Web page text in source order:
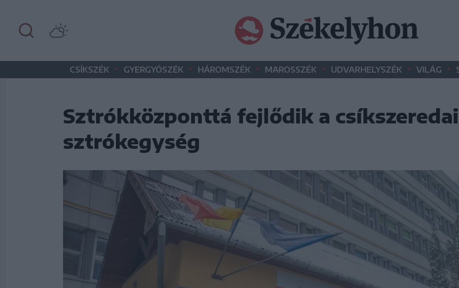
CSÍKSZÉK • GYERGYÓSZÉK • HÁROMSZÉK • MAROSSZÉK • UDVARHELYSZÉK • VILÁG •
Sztrókközponttá fejlődik a csíkszeredai
sztrókegység